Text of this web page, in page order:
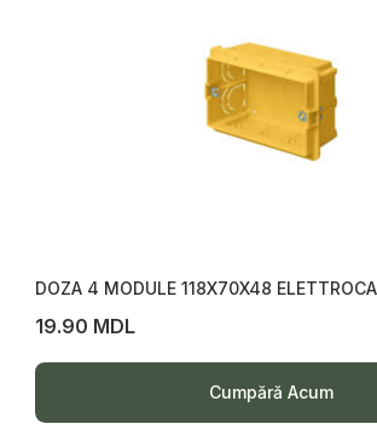
DOZA 4 MODULE 118X70X48
19.90 MDL
Cumpără Acum